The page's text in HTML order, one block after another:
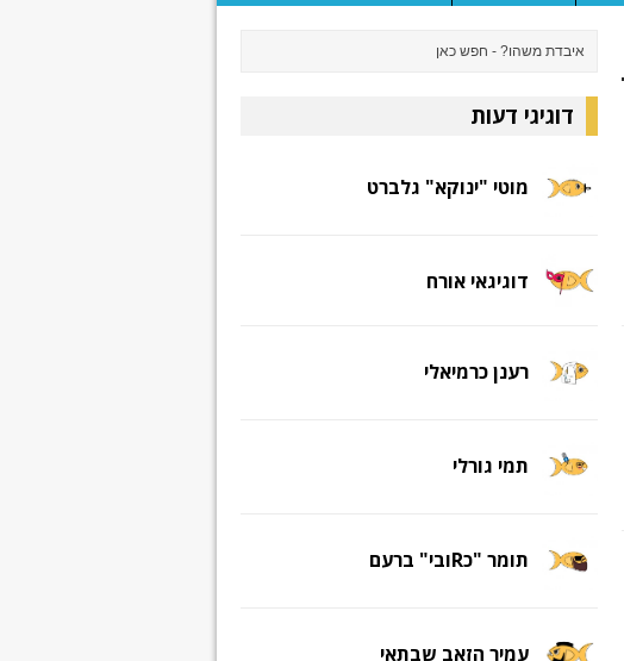
דוגיגי דעות
מוטי "ינוקא" גלברט
דוגיגאי אורח
רענן כרמיאלי
תמי גורלי
תומר "כRובי" ברעם
עמיר הזאב שבתאי